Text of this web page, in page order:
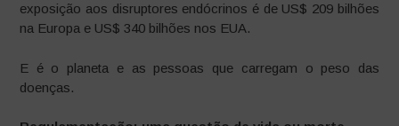
exposição aos disruptores endócrinos é de US$ 209 bilhões
na Europa e US$ 340 bilhões nos EUA.
E é o planeta e as pessoas que carregam o peso das
doenças.